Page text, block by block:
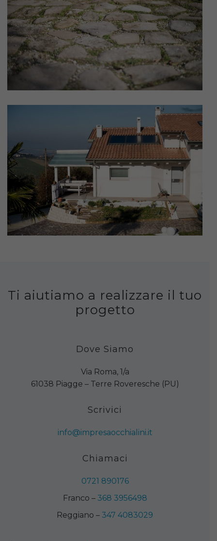
Ti aiutiamo a realizzare il tuo
progetto
Dove Siamo
Via Roma, 1/a
61038 Piagge – Terre Roveresche (PU)
Scrivici
info@impresaocchialini.it
Chiamaci
0721 890176
Franco – 368 3956498
Reggiano – 347 4083029